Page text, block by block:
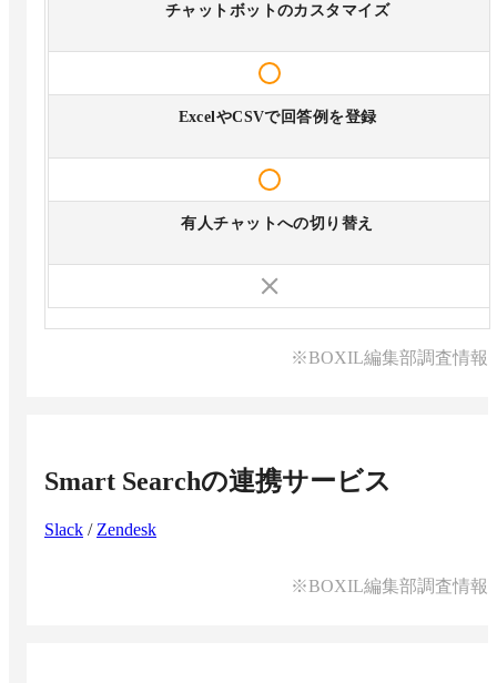
チャットボットのカスタマイズ
ExcelやCSVで回答例を登録
有人チャットへの切り替え
※BOXIL編集部調査情報
Smart Searchの連携サービス
Slack /Zendesk
※BOXIL編集部調査情報